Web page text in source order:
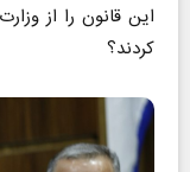
این قانون را از
کردند؟